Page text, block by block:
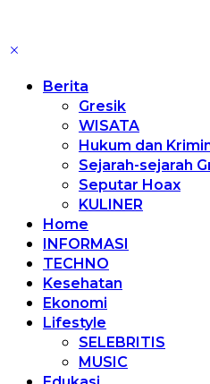
Berita
Gresik
WISATA
Hukum dan
Sejarah-sejarah
Seputar Hoax
KULINER
Home
INFORMASI
TECHNO
Kesehatan
Ekonomi
Lifestyle
SELEBRITIS
MUSIC